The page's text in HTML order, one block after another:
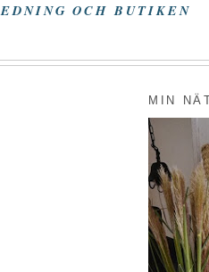
OCH BUTIKEN
MIN